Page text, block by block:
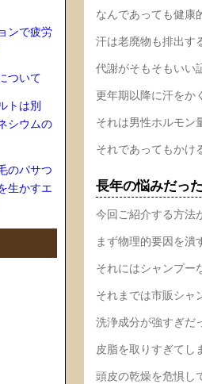
なんであっても健康
汗は老廃物も排出す
代謝がそもそもいい
更年期以降に汗をか
それは男性ホルモン
それであってもかけ
長年の悩みだっ
今回ご紹介する方法
まず物理的要因を潰
それにはシャンプー
それまでは市販シャ
洗浄成分が強すぎだ
皮脂を取りすぎてし
頭皮の乾燥を危惧し
ンで疲労
ついて
トは別
シウムの
のパサつ
生かすエ